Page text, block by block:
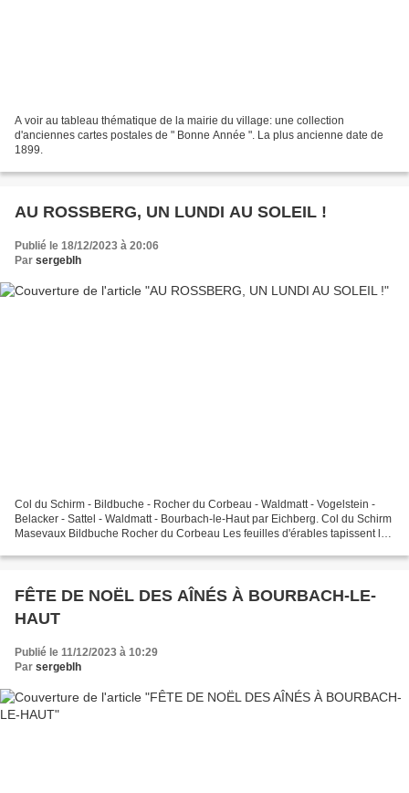
A voir au tableau thématique de la mairie du village: une collection
d'anciennes cartes postales de " Bonne Année ". La plus ancienne date de
1899.
AU ROSSBERG, UN LUNDI AU SOLEIL !
Publié le 18/12/2023 à 20:06
Par sergeblh
Col du Schirm - Bildbuche - Rocher du Corbeau - Waldmatt - Vogelstein -
Belacker - Sattel - Waldmatt - Bourbach-le-Haut par Eichberg. Col du Schirm
Masevaux Bildbuche Rocher du Corbeau Les feuilles d'érables tapissent le
FÊTE DE NOËL DES AÎNÉS À BOURBACH-LE-
HAUT
Publié le 11/12/2023 à 10:29
Par sergeblh